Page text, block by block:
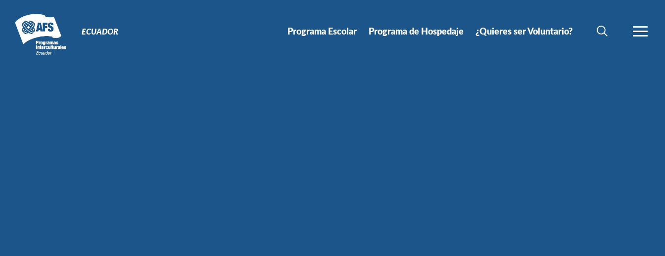
ECUADOR Programa Escolar Programa de Hospedaje ¿Quieres ser Voluntario?
BÚSQUEDA
MÁS